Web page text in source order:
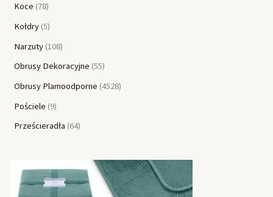
Koce 78
Kołdry 5
Narzuty 108
Obrusy Dekoracyjne 55
Obrusy Plamoodporne 4528
Pościele 9
Prześcieradła 64